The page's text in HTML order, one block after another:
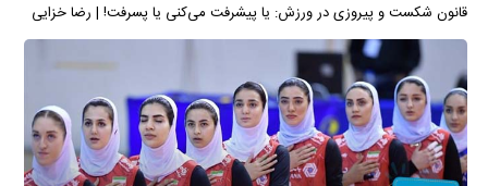
قانون شکست و پیروزی در ورزش: یا پیشرفت می‌کنی یا پسرفت! | رضا خزایی